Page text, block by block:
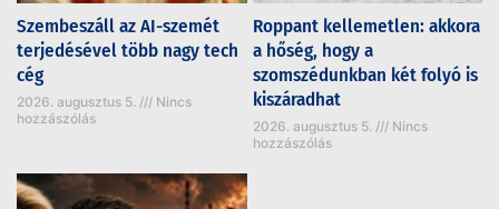
Szembeszáll az AI-szemét
terjedésével több nagy tech
cég
2026. augusztus 5.
Nincs
hozzászólás
Roppant kellemetlen: akkora
a hőség, hogy a
szomszédunkban két folyó is
kiszáradhat
2026. augusztus 5.
Nincs
hozzászólás